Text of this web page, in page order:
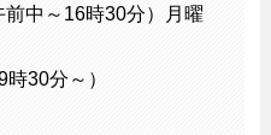
前中～16時30分）月曜
30分～）